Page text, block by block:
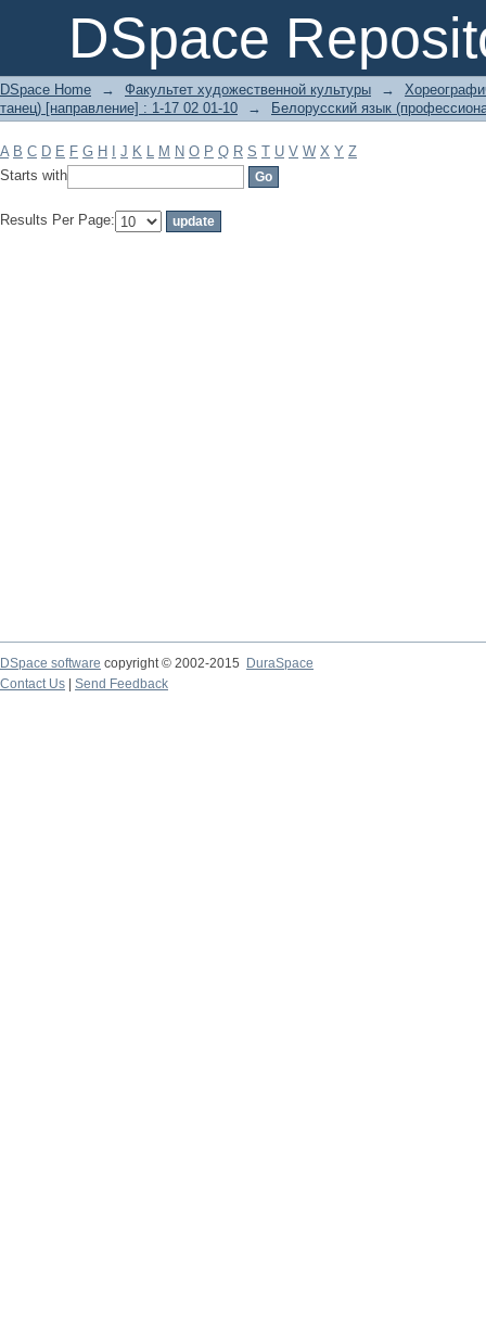
DSpace
Filter by: Subject
DSpace Home → Факультет художественной культуры →
танец) [направление] : 1-17 02 01-10
→ Белорусский язык
A B C D E F G H J K L M N O P Q R S T U V W X Y Z
Starts with
Results Per Page:
DSpace software copyright © 2002-2015
DuraSpace
Contact Us
Send Feedback